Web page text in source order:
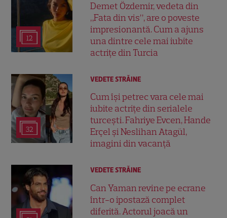
12
Demet Özdemir, vedeta din
„Fata din vis”, are o poveste
impresionantă. Cum a ajuns
una dintre cele mai iubite
actrițe din Turcia
32
VEDETE STRĂINE
Cum își petrec vara cele mai
iubite actrițe din serialele
turcești. Fahriye Evcen, Hande
Erçel și Neslihan Atagül,
imagini din vacanță
VEDETE STRĂINE
Can Yaman revine pe ecrane
într-o ipostază complet
diferită. Actorul joacă un